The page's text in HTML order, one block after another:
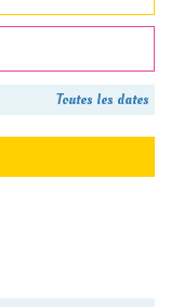
Toutes les dates